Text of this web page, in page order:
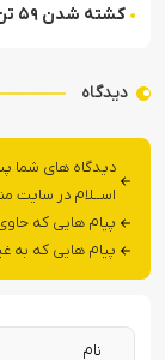
کشته شدن ۵۹ تن از نیروهای ویژه سومالی
دیدگاه
دیدگاه های شما
اســلام در سایت
پیام هایی که
پیام هایی که به